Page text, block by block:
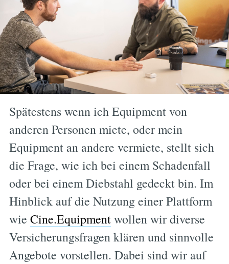
Spätestens wenn ich Equipment von
anderen Personen miete, oder mein
Equipment an andere vermiete, stellt sich
die Frage, wie ich bei einem Schadenfall
oder bei einem Diebstahl gedeckt bin. Im
Hinblick auf die Nutzung einer Plattform
wie Cine.Equipmentwollen wir diverse
Versicherungsfragen klären und sinnvolle
Angebote vorstellen. Dabei sind wir auf